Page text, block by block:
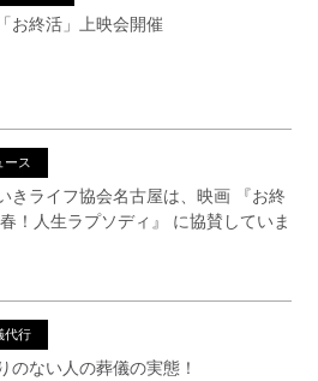
お終活」上映会開催
ース
きライフ協会名古屋は、映画 『お終
！人生ラプソディ』 に協賛していま
代行
のない人の葬儀の実態！